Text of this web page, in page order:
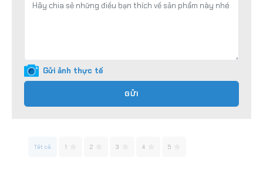
Gửi ảnh thực tế
GỬI
Tất cả 1 2 3 4 5